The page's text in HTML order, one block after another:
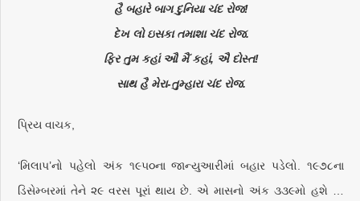
હૈ બહારે બાગ દુનિયા ચંદ રોજ!
દેખ લો ઇસકા તમાશા ચંદ રોજ.
ફિર તુમ કહાં ઔ મૈં કહાં, ઐ દોસ્ત!
સાથ હૈ મેરા-તુમ્હારા ચંદ રોજ.
પ્રિય વાચક,
‘મિલાપ’નો પહેલો અંક ૧૯૫૦ના જાન્યુઆરીમાં બહાર પડેલો. ૧૯૭૮ના
ડિસેમ્બરમાં તેને ૨૯ વરસ પૂરાં થાય છે. એ માસનો અંક ૩૩૯મો હશે …